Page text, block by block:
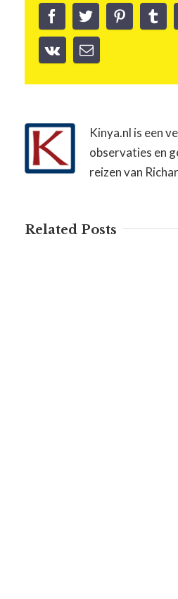
Kinya.nl is een
observaties en
reizen van
Related Posts